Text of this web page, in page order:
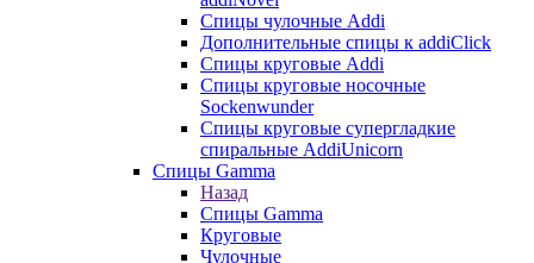
Спицы чулочные Addi
Дополнительные спицы к addiClick
Спицы круговые Addi
Спицы круговые носочные
Sockenwunder
Спицы круговые супергладкие
спиральные AddiUnicorn
Спицы Gamma
Назад
Спицы Gamma
Круговые
Чулочные